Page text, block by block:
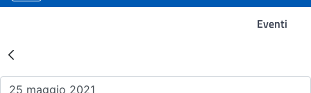
Eventi
Risultati della Ricerca -